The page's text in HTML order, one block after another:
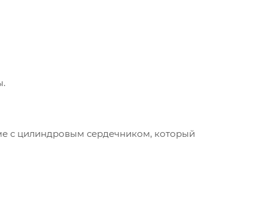
с цилиндровым сердечником, который